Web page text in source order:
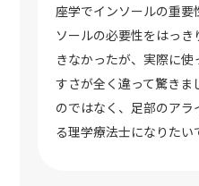
座学でインソールの重
ソールの必要性をはっ
きなかったが、実際に
すさが全く違って驚きま
のではなく、足部のア
る理学療法士になりたい